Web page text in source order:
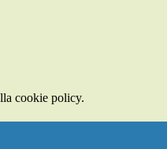
cookie policy.